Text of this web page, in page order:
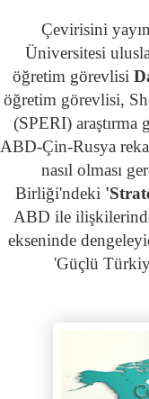
Çevirisini
Üniversitesi
öğretim görevlisi
öğretim görevlisi,
(SPERI)
ABD-Çin-Rusya
nasıl olması
Birliği'ndeki
ABD ile
ekseninde
'Güçlü